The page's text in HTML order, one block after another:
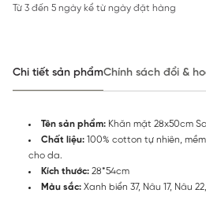
Từ 3 đến 5 ngày kể từ ngày đặt hàng
Chi tiết sản phẩmChính sách đổi &
Tên sản phẩm: Khăn mặt 28x50cm
Chất liệu: 100% cotton tự nhiên,
cho da.
Kích thước: 28*54cm
Màu sắc: Xanh biển 37, Nâu 17, Nâu